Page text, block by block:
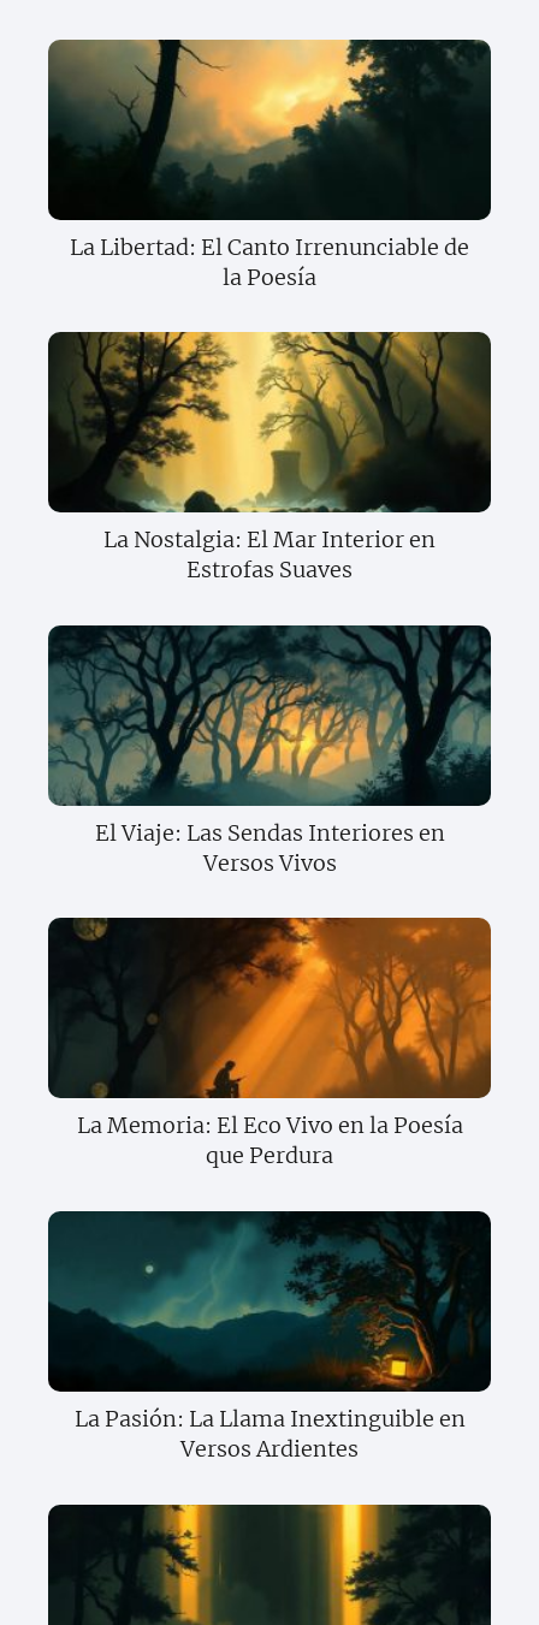
La Libertad: El Canto Irrenunciable de
la Poesía
La Nostalgia: El Mar Interior en
Estrofas Suaves
El Viaje: Las Sendas Interiores en
Versos Vivos
La Memoria: El Eco Vivo en la Poesía
que Perdura
La Pasión: La Llama Inextinguible en
Versos Ardientes